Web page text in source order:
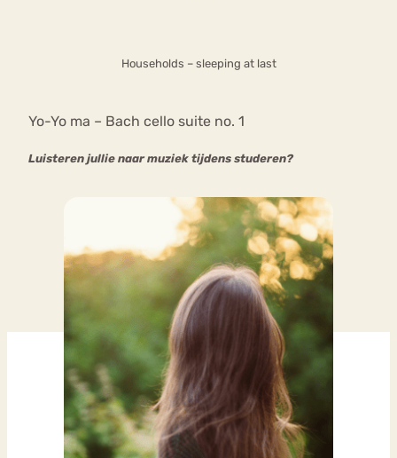
Households – sleeping at last
Yo-Yo ma – Bach cello suite no. 1
Luisteren jullie naar muziek tijdens studeren?